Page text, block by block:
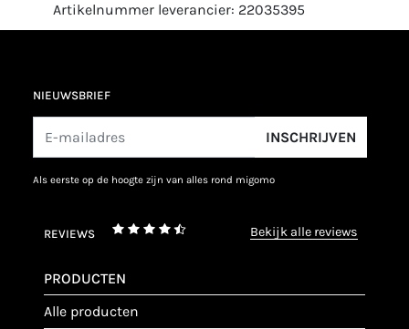
Artikelnummer leverancier: 22035395
NIEUWSBRIEF
INSCHRIJVEN
als eerste op de hoogte zijn van alles rond migomo
REVIEWS bekijk alle reviews
PRODUCTEN
alle producten